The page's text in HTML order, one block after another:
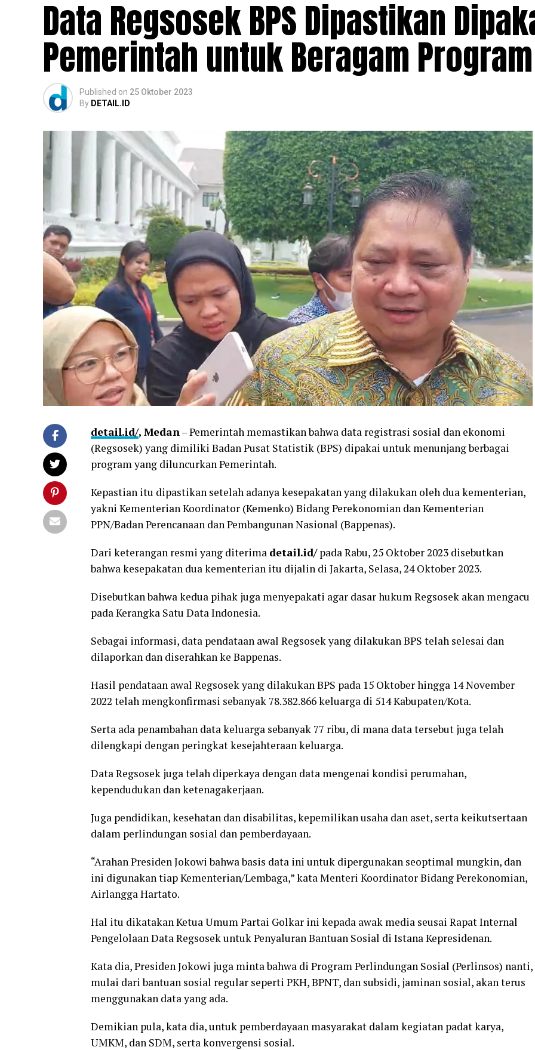
Data Regsosek BPS Dipastikan
Pemerintah untuk Beragam Program
Published on 25 Oktober 2023
By DETAIL.ID
detail.id/, Medan– Pemerintah memastikan bahwa data registrasi sosial dan ekonomi
(Regsosek) yang dimiliki Badan Pusat Statistik (BPS) dipakai untuk menunjang berbagai
program yang diluncurkan Pemerintah.
Kepastian itu dipastikan setelah adanya kesepakatan yang dilakukan oleh dua kementerian,
yakni Kementerian Koordinator (Kemenko) Bidang Perekonomian dan Kementerian
PPN/Badan Perencanaan dan Pembangunan Nasional (Bappenas).
Dari keterangan resmi yang diterima detail.id/pada Rabu, 25 Oktober 2023 disebutkan
bahwa kesepakatan dua kementerian itu dijalin di Jakarta, Selasa, 24 Oktober 2023.
Disebutkan bahwa kedua pihak juga menyepakati agar dasar hukum Regsosek akan mengacu
pada Kerangka Satu Data Indonesia.
Sebagai informasi, data pendataan awal Regsosek yang dilakukan BPS telah selesai dan
dilaporkan dan diserahkan ke Bappenas.
Hasil pendataan awal Regsosek yang dilakukan BPS pada 15 Oktober hingga 14 November
2022 telah mengkonfirmasi sebanyak 78.382.866 keluarga di 514 Kabupaten/Kota.
Serta ada penambahan data keluarga sebanyak 77 ribu, di mana data tersebut juga telah
dilengkapi dengan peringkat kesejahteraan keluarga.
Data Regsosek juga telah diperkaya dengan data mengenai kondisi perumahan,
kependudukan dan ketenagakerjaan.
Juga pendidikan, kesehatan dan disabilitas, kepemilikan usaha dan aset, serta keikutsertaan
dalam perlindungan sosial dan pemberdayaan.
“Arahan Presiden Jokowi bahwa basis data ini untuk dipergunakan seoptimal mungkin, dan
ini digunakan tiap Kementerian/Lembaga,” kata Menteri Koordinator Bidang Perekonomian,
Airlangga Hartato.
Hal itu dikatakan Ketua Umum Partai Golkar ini kepada awak media seusai Rapat Internal
Pengelolaan Data Regsosek untuk Penyaluran Bantuan Sosial di Istana Kepresidenan.
Kata dia, Presiden Jokowi juga minta bahwa di Program Perlindungan Sosial (Perlinsos) nanti,
mulai dari bantuan sosial regular seperti PKH, BPNT, dan subsidi, jaminan sosial, akan terus
menggunakan data yang ada.
Demikian pula, kata dia, untuk pemberdayaan masyarakat dalam kegiatan padat karya,
UMKM, dan SDM, serta konvergensi sosial.